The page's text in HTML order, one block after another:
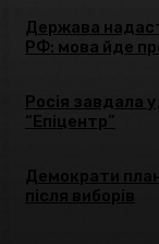
Держава
РФ: мова йде
Росія завдала
“Епіцентр”
Демократи
після виборів